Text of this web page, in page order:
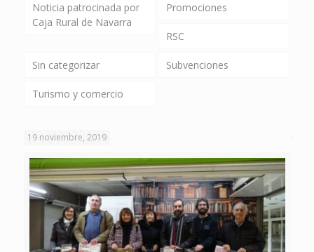
Noticia patrocinada por
Caja Rural de Navarra
Promociones
RSC
Sin categorizar Subvenciones
Turismo y comercio
19 noviembre, 2019